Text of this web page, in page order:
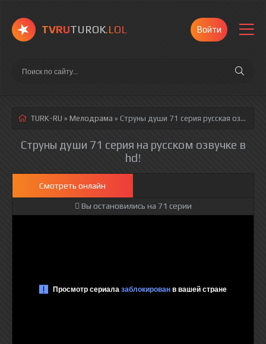
TVRUTUROK.LOL Войти
TURK-RU » Мелодрама » Струны души 71 серия русская озвучка полностью смотреть онлайн!
Струны души 71 серия на русском озвучке в
hd!
Смотреть онлайн
Вы остановились на 71 серии